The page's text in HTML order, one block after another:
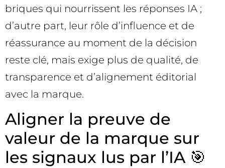
briques qui nourrissent les réponses IA ;
d’autre part, leur rôle d’influence et de
réassurance au moment de la décision
reste clé, mais exige plus de qualité, de
transparence et d’alignement éditorial
avec la marque.
Aligner la preuve de
valeur de la marque sur
les signaux lus par l’IA 🎯